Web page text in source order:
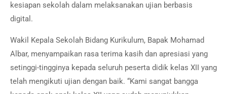
kesiapan sekolah dalam melaksanakan ujian berbasis
digital.
Wakil Kepala Sekolah Bidang Kurikulum, Bapak Mohamad
Albar, menyampaikan rasa terima kasih dan apresiasi yang
setinggi-tingginya kepada seluruh peserta didik kelas XII yang
telah mengikuti ujian dengan baik. “Kami sangat bangga